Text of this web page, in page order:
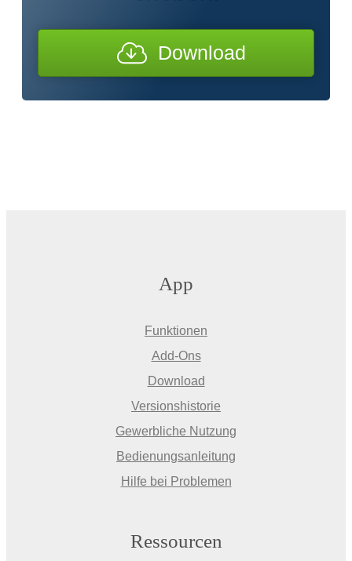
Download
App
Funktionen
Add-Ons
Download
Versionshistorie
Gewerbliche Nutzung
Bedienungsanleitung
Hilfe bei Problemen
Ressourcen